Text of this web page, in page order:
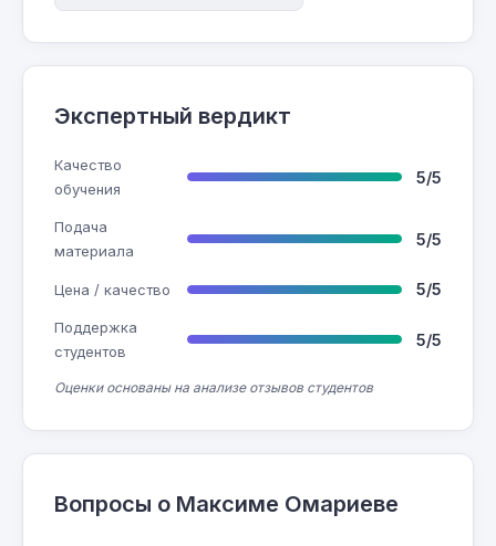
Экспертный вердикт
Качество
обучения
5/5
Подача
материала
5/5
Цена / качество 5/5
Поддержка
студентов
5/5
Оценки основаны на анализе отзывов студентов
Вопросы о Максиме Омариеве